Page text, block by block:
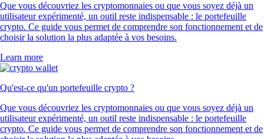
Que vous découvriez les cryptomonnaies ou que vous soyez déjà un
utilisateur expérimenté, un outil reste indispensable : le portefeuille
crypto. Ce guide vous permet de comprendre son fonctionnement et de
choisir la solution la plus adaptée à vos besoins.
Learn more
Qu'est-ce qu'un portefeuille crypto ?
Que vous découvriez les cryptomonnaies ou que vous soyez déjà un
utilisateur expérimenté, un outil reste indispensable : le portefeuille
crypto. Ce guide vous permet de comprendre son fonctionnement et de